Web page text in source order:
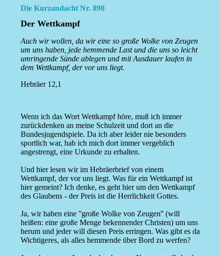
Die Kurzandacht Nr. 890
Der Wettkampf
Auch wir wollen, da wir eine so große Wolke von Zeugen
um uns haben, jede hemmende Last und die uns so leicht
umringende Sünde ablegen und mit Ausdauer laufen in
dem Wettkampf, der vor uns liegt.
Hebräer 12,1
Wenn ich das Wort Wettkampf höre, muß ich immer
zurückdenken an meine Schulzeit und dort an die
Bundesjugendspiele. Da ich aber leider nie besonders
sportlich war, hab ich mich dort immer vergeblich
angestrengt, eine Urkunde zu erhalten.
Und hier lesen wir im Hebräerbrief von einem
Wettkampf, der vor uns liegt. Was für ein Wettkampf ist
hier gemeint? Ich denke, es geht hier um den Wettkampf
des Glaubens - der Preis ist die Herrlichkeit Gottes.
Ja, wir haben eine ''große Wolke von Zeugen'' (will
heißen: eine große Menge bekennender Christen) um uns
herum und jeder will diesen Preis erringen. Was gibt es da
Wichtigeres, als alles hemmende über Bord zu werfen?